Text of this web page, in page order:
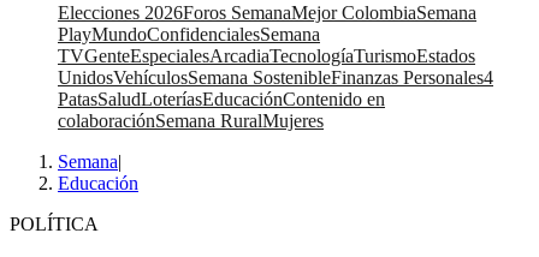
Elecciones 2026Foros SemanaMejor ColombiaSemana
PlayMundoConfidencialesSemana
TVGenteEspecialesArcadiaTecnologíaTurismoEstados
UnidosVehículosSemana SostenibleFinanzas Personales4
PatasSaludLoteríasEducaciónContenido en
colaboraciónSemana RuralMujeres
Semana|
Educación
POLÍTICA